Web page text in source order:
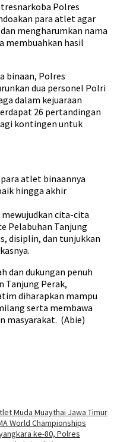
Polres
para atlet agar
mengharumkan nama
membuahkan hasil
binaan, Polres
dua personel Polri
dalam kejuaraan
26 pertandingan
kontingen untuk
atlet binaannya
hingga akhir
mewujudkan cita-cita
Pelabuhan Tanjung
disiplin, dan tunjukkan
dan dukungan penuh
Tanjung Perak,
diharapkan mampu
serta membawa
masyarakat. (Abie)
Muda Muaythai Jawa Timur
World Championships
ke-80, Polres